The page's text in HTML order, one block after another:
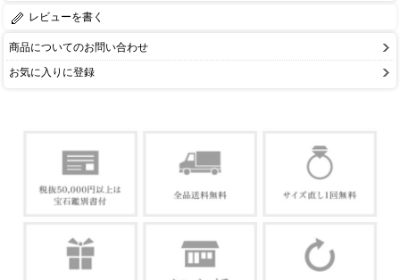
レビューを書く
商品についてのお問い合わせ
お気に入りに登録